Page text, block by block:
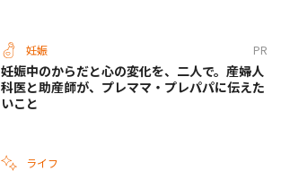
妊娠 PR
妊娠中のからだと心の変化を、二人で。産婦人
科医と助産師が、プレママ・プレパパに伝えた
いこと
ライフ